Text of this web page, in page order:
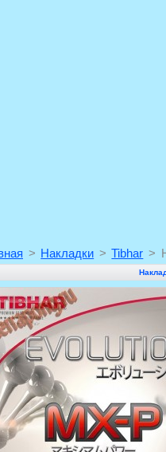
> Накладки > Tibhar >